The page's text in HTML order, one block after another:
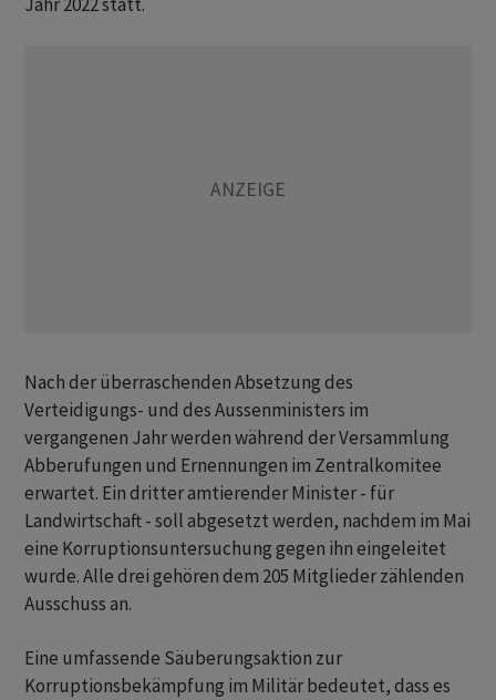
Jahr 2022 statt.
Nach der überraschenden Absetzung des
Verteidigungs- und des Aussenministers im
vergangenen Jahr werden während der Versammlung
Abberufungen und Ernennungen im Zentralkomitee
erwartet. Ein dritter amtierender Minister - für
Landwirtschaft - soll abgesetzt werden, nachdem im Mai
eine Korruptionsuntersuchung gegen ihn eingeleitet
wurde. Alle drei gehören dem 205 Mitglieder zählenden
Ausschuss an.
Eine umfassende Säuberungsaktion zur
Korruptionsbekämpfung im Militär bedeutet, dass es